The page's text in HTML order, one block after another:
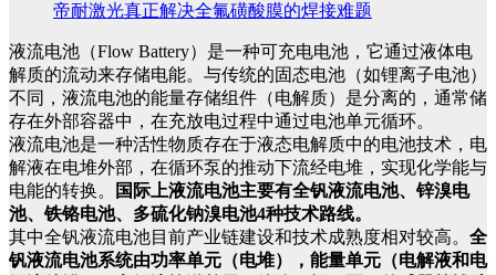
帝耐激光真正解决全氟磺酸膜的焊接难题
液流电池（Flow Battery）是一种可充电电池，它通过液体电
解质的流动来存储电能。与传统的固态电池（如锂离子电池）
不同，液流电池的能量存储组件（电解质）是分离的，通常储
存在外部容器中，在充放电过程中通过电池单元循环。
液流电池是一种活性物质存在于液态电解质中的电池技术，电
解液在电堆外部，在循环泵的推动下流经电堆，实现化学能与
电能的转换。
国际上液流电池主要有全钒液流电池、锌溴电
池、铁铬电池、多硫化钠溴电池4种技术路线。
其中全钒液流电池目前产业链建设和技术成熟度相对较高。 全
钒液流电池系统由功率单元（电堆），能量单元（电解液和电